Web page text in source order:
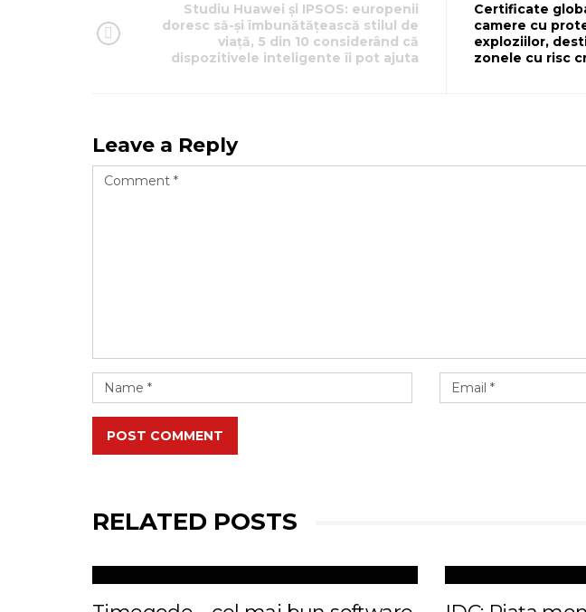
Studiu Huawei și IPSOS: europenii
doresc să-și îmbunătățească stilul de
viață, 5 din 10 considerând că
dispozitivele inteligente îi pot ajuta
Certificate
camere cu
exploziilor,
zonele cu risc
Leave a Reply
POST COMMENT
RELATED POSTS